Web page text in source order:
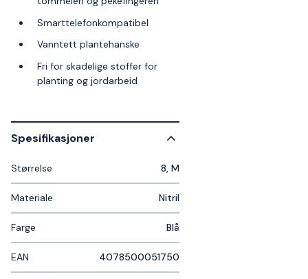
Smarttelefonkompatibel
Vanntett plantehanske
Fri for skadelige stoffer for
planting og jordarbeid
Spesifikasjoner
Størrelse 8, M
Materiale Nitril
Farge Blå
EAN 4078500051750